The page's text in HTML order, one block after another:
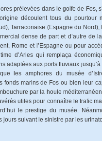
prélevées dans le golfe de Fos,
découlent tous du pourtour
Tarraconaise (Espagne du
dense de part et d’autre de
Rome et l’Espagne ou pour
d’Arles qui remplaça
adaptées aux ports fluviaux
les amphores du musée
fonds marins de Fos ou bien leur
par la houle
utiles pour connaître le trafic
le prestige du musée.
jours suivant le sinistre par les